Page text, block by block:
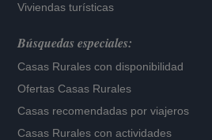
Viviendas turísticas
Búsquedas especiales:
Casas Rurales con disponibilidad
Ofertas Casas Rurales
Casas recomendadas por viajeros
Casas Rurales con actividades